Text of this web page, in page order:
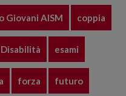
Giovani AISM coppia
Disabilità esami
forza futuro